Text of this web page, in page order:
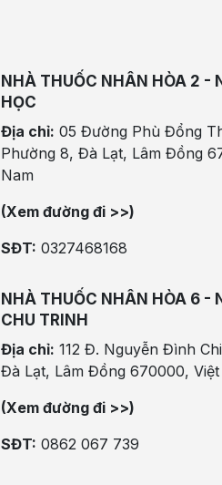
NHÀ THUỐC NHÂN HÒA 2 -
HỌC
Địa chỉ: 05 Đường Phù Đổng
Phường 8, Đà Lạt, Lâm Đồng
Nam
(Xem đường đi >>)
SĐT: 0327468168
NHÀ THUỐC NHÂN HÒA 6 -
CHU TRINH
Địa chỉ: 112 Đ. Nguyễn Đình
Đà Lạt, Lâm Đồng 670000,
(Xem đường đi >>)
SĐT: 0862 067 739